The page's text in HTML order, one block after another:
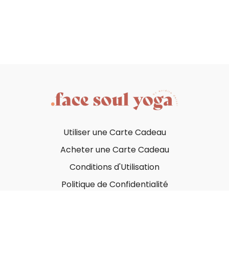
Utiliser une Carte Cadeau
Acheter une Carte Cadeau
Conditions d'Utilisation
Politique de Confidentialité